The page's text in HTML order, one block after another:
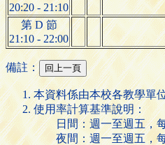
20:20 - 21:10
第 D 節
21:10 - 22:00
備註：
本資料係由本校各教學單
使用率計算基準說明：
日間：週一至週五，每
夜間：週一至週五，每